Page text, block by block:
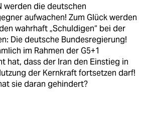
werden die deutschen
aufwachen! Zum Glück werden
wahrhaft „Schuldigen“ bei der
Die deutsche Bundesregierung!
im Rahmen der G5+1
hat, dass der Iran den Einstieg in
der Kernkraft fortsetzen darf!
sie daran gehindert?